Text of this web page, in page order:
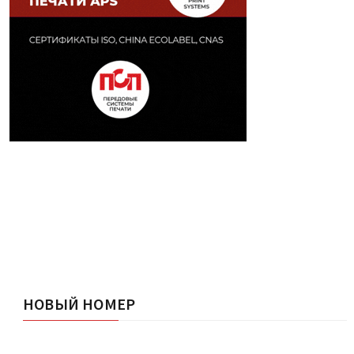
НОВЫЙ НОМЕР